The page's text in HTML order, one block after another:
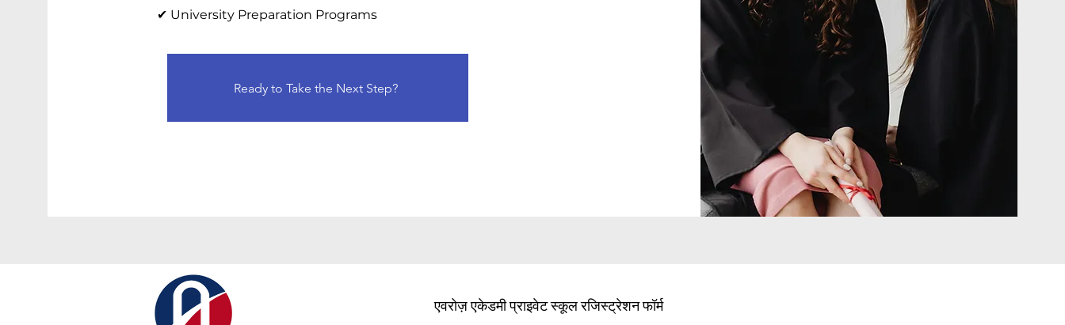
✔ University Preparation Programs
Ready to Take the Next Step?
एवरोज़ एकेडमी प्राइवेट स्कूल रजिस्ट्रेशन फॉर्म